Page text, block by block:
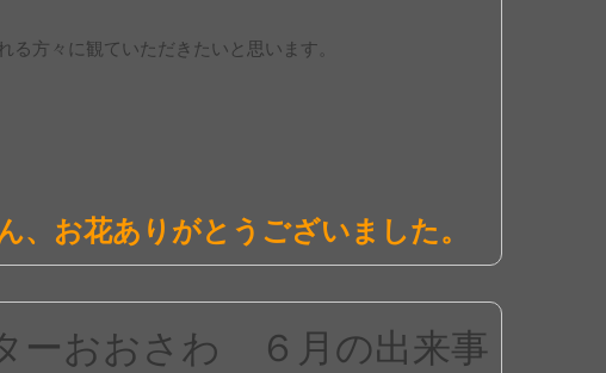
方々に観ていただきたいと思います。
、お花ありがとうございました。
ーおおさわ ６月の出来事